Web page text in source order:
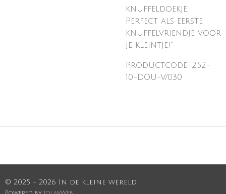
knuffeldoekje.
Perfect als eerste
knuffelvriendje voor
je kleintje!"
Productcode: 252-
10-DOU-V/030
© 2025 - 2026 In de kleine wereld